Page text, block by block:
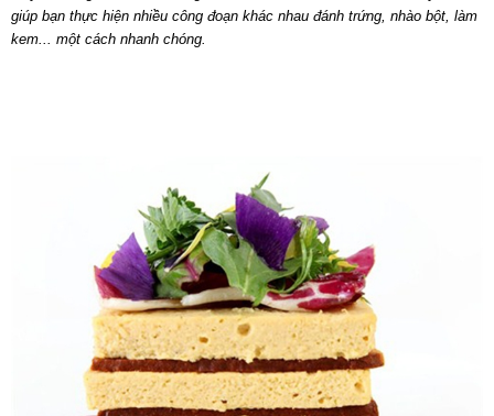
giúp bạn thực hiện nhiều công đoạn khác nhau đánh trứng, nhào bột, làm
kem... một cách nhanh chóng.